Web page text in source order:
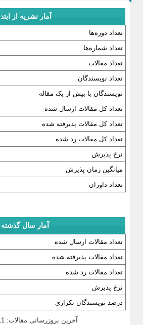
آمار نشریه از ابتدا
تعداد دوره‌ها
تعداد شماره‌ها
تعداد مقالات
تعداد نویسندگان
نویسندگان با بیش از یک مقاله
تعداد کل مقالات ارسال شده
تعداد کل مقالات پذیرفته شده
تعداد کل مقالات رد شده
نرخ پذیرش
میانگین زمان پذیرش
تعداد داوران
آمار سال گذشته
تعداد مقالات ارسال شده
تعداد مقالات پذیرفته شده
تعداد مقالات رد شده
نرخ پذیرش
درصد نویسندگان تکراری
آخرین بروزرسانی مقالات: 1405/05/11